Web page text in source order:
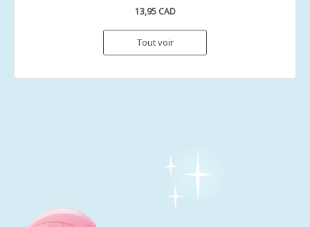
13,95 CAD
Tout voir